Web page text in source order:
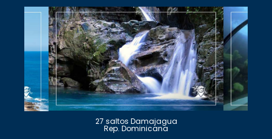
27 saltos Damajagua
Rep. Dominicana